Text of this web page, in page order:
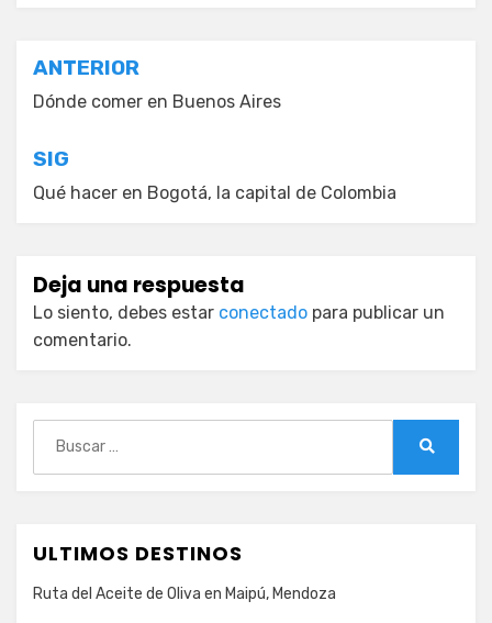
Navegación
de
entradas
ANTERIOR
Dónde comer en Buenos Aires
SIG
Qué hacer en Bogotá, la capital de Colombia
Deja una respuesta
Lo siento, debes estar conectado para publicar un
comentario.
ULTIMOS DESTINOS
Ruta del Aceite de Oliva en Maipú, Mendoza